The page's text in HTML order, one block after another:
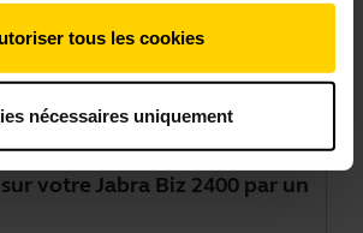
tous les cookies
nécessaires uniquement
les coussinets
votre Jabra Biz 2400 par un